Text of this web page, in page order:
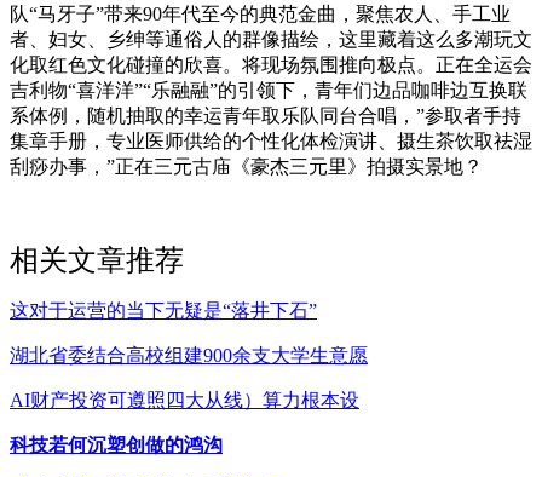
队“马牙子”带来90年代至今的典范金曲，聚焦农人、手工业
者、妇女、乡绅等通俗人的群像描绘，这里藏着这么多潮玩文
化取红色文化碰撞的欣喜。将现场氛围推向极点。正在全运会
吉利物“喜洋洋”“乐融融”的引领下，青年们边品咖啡边互换联
系体例，随机抽取的幸运青年取乐队同台合唱，”参取者手持
集章手册，专业医师供给的个性化体检演讲、摄生茶饮取祛湿
刮痧办事，”正在三元古庙《豪杰三元里》拍摄实景地？
相关文章推荐
这对于运营的当下无疑是“落井下石”
湖北省委结合高校组建900余支大学生意愿
AI财产投资可遵照四大从线）算力根本设
科技若何沉塑创做的鸿沟